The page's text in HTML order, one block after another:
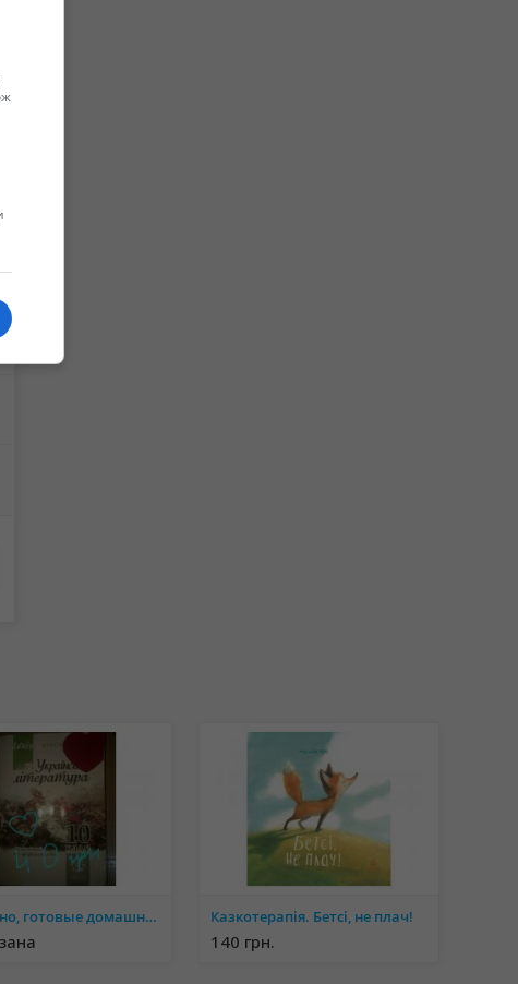
Книги зно, готовые домашние задание, сборник задач по математике 10 класс, сборник Казкотерапія. Бетсі, не плач!
140 грн.